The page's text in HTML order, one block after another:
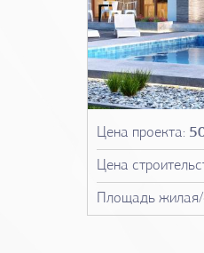
Цена проекта:
Цена
Площадь